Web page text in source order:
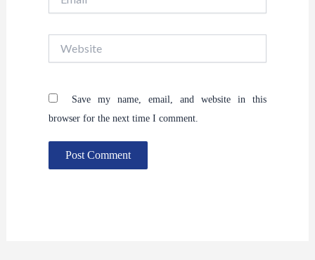
Save my name, email, and website in this
browser for the next time I comment.